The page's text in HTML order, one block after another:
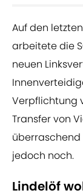
Auf den
arbeitete die
neuen
Verpflichtung
Transfer von
überraschend
jedoch noch.
Lindelöf